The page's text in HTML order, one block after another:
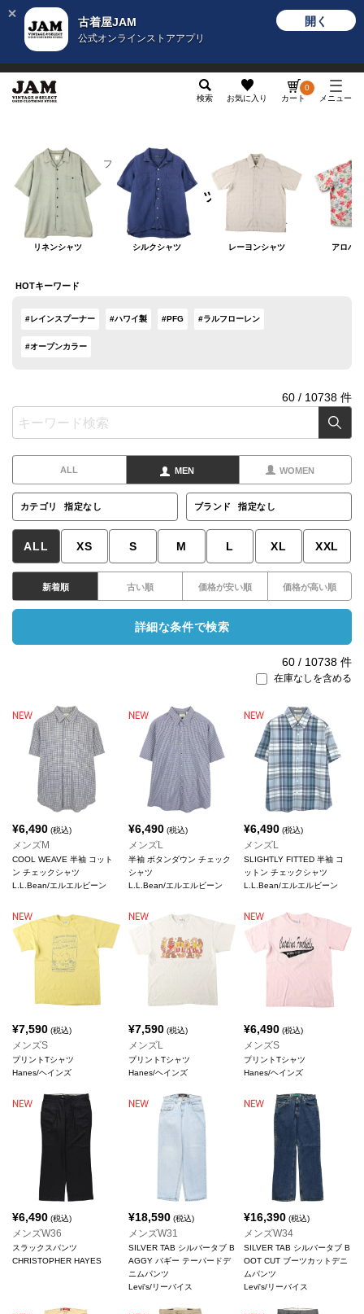
古着屋JAM
公式オンラインストアアプリ
開く
検索 お気に入り カート
0
メニュー
メンズ トップス 半袖シャツ
半袖シャツ
リネンシャツ シルクシャツ レーヨンシャツ アロハ
HOTキーワード
#レインスプーナー #ハワイ製 #PFG #ラルフローレン
#オープンカラー
60 / 10738 件
ALL MEN WOMEN
カテゴリ 指定なし ブランド 指定なし
ALL XS S M L XL XXL
新着順 古い順 価格が安い順 価格が高い順
詳細な条件で検索
60 / 10738 件
在庫なしを含める
¥6,490 (税込)
メンズM
COOL WEAVE 半袖 コット
ン チェックシャツ
L.L.Bean/エルエルビーン
¥6,490(税込)
メンズL
半袖 ボタンダウン チェック
シャツ
L.L.Bean/エルエルビーン
¥6,490 (税込)
メンズL
SLIGHTLY FITTED 半袖 コ
ットン チェックシャツ
L.L.Bean/エルエルビーン
¥7,590 (税込)
メンズS
プリントTシャツ
Hanes/ヘインズ
¥7,590(税込)
メンズL
プリントTシャツ
Hanes/ヘインズ
¥6,490 (税込)
メンズS
プリントTシャツ
Hanes/ヘインズ
¥6,490 (税込)
メンズW36
スラックスパンツ
CHRISTOPHER HAYES
¥18,590(税込)
メンズW31
SILVER TAB シルバータブ B
AGGY バギー テーパードデ
ニムパンツ
Levi's/リーバイス
¥16,390 (税込)
メンズW34
SILVER TAB シルバータブ B
OOT CUT ブーツカットデニ
ムパンツ
Levi's/リーバイス